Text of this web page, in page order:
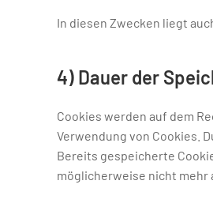
In diesen Zwecken liegt
4) Dauer der
Cookies werden auf dem
Verwendung von Cookies.
Bereits gespeicherte
möglicherweise nicht mehr